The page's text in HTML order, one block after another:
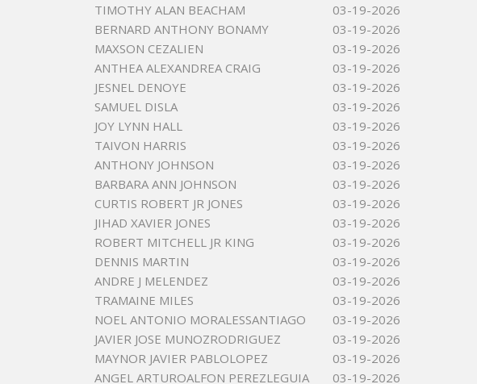
TIMOTHY ALAN BEACHAM
03-19-2026
BERNARD ANTHONY BONAMY
03-19-2026
MAXSON CEZALIEN
03-19-2026
ANTHEA ALEXANDREA CRAIG
03-19-2026
JESNEL DENOYE
03-19-2026
SAMUEL DISLA
03-19-2026
JOY LYNN HALL
03-19-2026
TAIVON HARRIS
03-19-2026
ANTHONY JOHNSON
03-19-2026
BARBARA ANN JOHNSON
03-19-2026
CURTIS ROBERT JR JONES
03-19-2026
JIHAD XAVIER JONES
03-19-2026
ROBERT MITCHELL JR KING
03-19-2026
DENNIS MARTIN
03-19-2026
ANDRE J MELENDEZ
03-19-2026
TRAMAINE MILES
03-19-2026
NOEL ANTONIO MORALESSANTIAGO
03-19-2026
JAVIER JOSE MUNOZRODRIGUEZ
03-19-2026
MAYNOR JAVIER PABLOLOPEZ
03-19-2026
ANGEL ARTUROALFON PEREZLEGUIA
03-19-2026